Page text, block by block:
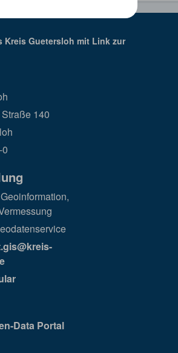
140
Data Portal